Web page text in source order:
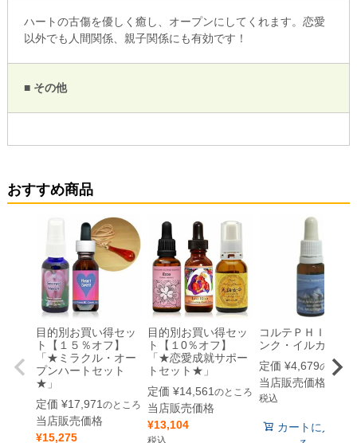
ハートの古傷を優しく癒し、オープンにしてくれます。恋愛
以外でも人間関係、親子関係にも有効です！
■ その他
おすすめ商品
目的別お買い得セッ
ト【１５％オフ】
「★ミラクル・オー
プンハートセット
★」
定価 ¥17,971 のところ
当店販売価格
¥15,275
目的別お買い得セッ
ト【１0％オフ】
「★恋愛成就サポー
トセット★」
定価 ¥14,561 のところ
当店販売価格
¥13,104
税込
コルテＰＨＩ 「
ンク・イルカ」
定価 ¥4,679のところ
当店販売価格
税込
カートに入れ